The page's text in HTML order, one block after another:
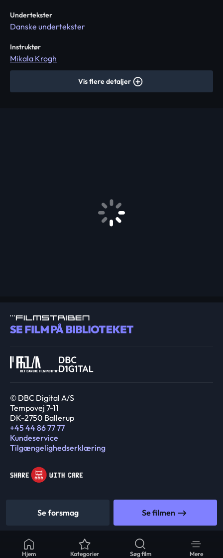
Hjem Kategorier Søg film Mere
Se forsmag Se filmen
Undertekster
Danske undertekster
Instruktør
Mikala Krogh
Vis flere detaljer
© DBC Digital A/S
Tempovej 7-11
DK-2750 Ballerup
+45 44 86 77 77
Kundeservice
Tilgængelighedserklæring